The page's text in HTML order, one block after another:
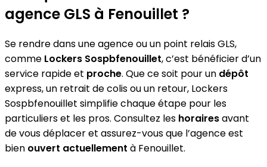
agence GLS à Fenouillet ?
Se rendre dans une agence ou un point relais GLS,
comme Lockers Sospbfenouillet, c’est bénéficier d’un
service rapide et proche. Que ce soit pour un dépôt
express, un retrait de colis ou un retour, Lockers
Sospbfenouillet simplifie chaque étape pour les
particuliers et les pros. Consultez les horairesavant
de vous déplacer et assurez-vous que l’agence est
bien ouvert actuellement à Fenouillet.